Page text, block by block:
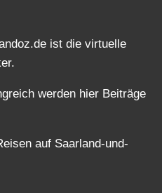
ist die virtuelle
werden hier Beiträge
auf Saarland-und-